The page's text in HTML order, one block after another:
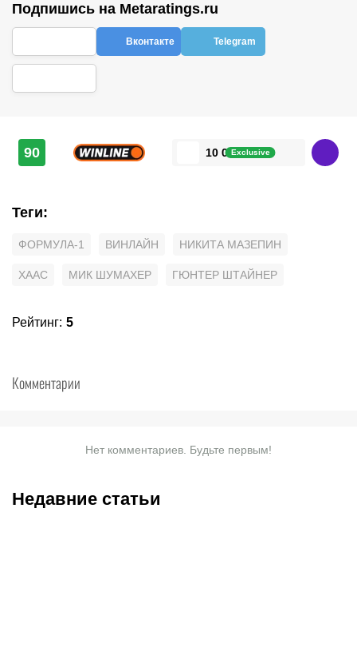
Подпишись на Metaratings.ru
Вконтакте Telegram
90 10 000 ₽Exclusive
Теги:
ФОРМУЛА-1 ВИНЛАЙН НИКИТА МАЗЕПИН
ХААС МИК ШУМАХЕР ГЮНТЕР ШТАЙНЕР
Рейтинг: 5
Комментарии
Нет комментариев. Будьте первым!
Недавние статьи